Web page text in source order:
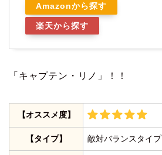
Amazonから探す
楽天から探す
「キャプテン・リノ」！！
【オススメ度】
【タイプ】 敵対バランスタイプ